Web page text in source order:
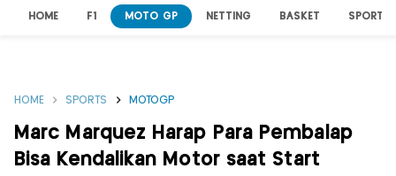
HOME F1 MOTO GP NETTING BASKET SPORT
HOME SPORTS MOTOGP
Marc Marquez Harap Para Pembalap
Bisa Kendalikan Motor saat Start